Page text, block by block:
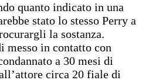
quanto indicato in una
stato lo stesso Perry a
la sostanza.
messo in contatto con
a 30 mesi di
circa 20 fiale di